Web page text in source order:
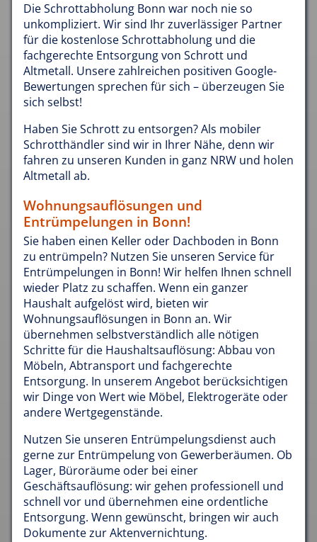
Die Schrottabholung Bonn war noch nie so
unkompliziert. Wir sind Ihr zuverlässiger Partner
für die kostenlose Schrottabholung und die
fachgerechte Entsorgung von Schrott und
Altmetall. Unsere zahlreichen positiven Google-
Bewertungen sprechen für sich – überzeugen Sie
sich selbst!
Haben Sie Schrott zu entsorgen? Als mobiler
Schrotthändler sind wir in Ihrer Nähe, denn wir
fahren zu unseren Kunden in ganz NRW und holen
Altmetall ab.
Wohnungsauflösungen und
Entrümpelungen in Bonn!
Sie haben einen Keller oder Dachboden in Bonn
zu entrümpeln? Nutzen Sie unseren Service für
Entrümpelungen in Bonn! Wir helfen Ihnen schnell
wieder Platz zu schaffen. Wenn ein ganzer
Haushalt aufgelöst wird, bieten wir
Wohnungsauflösungen in Bonn an. Wir
übernehmen selbstverständlich alle nötigen
Schritte für die Haushaltsauflösung: Abbau von
Möbeln, Abtransport und fachgerechte
Entsorgung. In unserem Angebot berücksichtigen
wir Dinge von Wert wie Möbel, Elektrogeräte oder
andere Wertgegenstände.
Nutzen Sie unseren Entrümpelungsdienst auch
gerne zur Entrümpelung von Gewerberäumen. Ob
Lager, Büroräume oder bei einer
Geschäftsauflösung: wir gehen professionell und
schnell vor und übernehmen eine ordentliche
Entsorgung. Wenn gewünscht, bringen wir auch
Dokumente zur Aktenvernichtung.